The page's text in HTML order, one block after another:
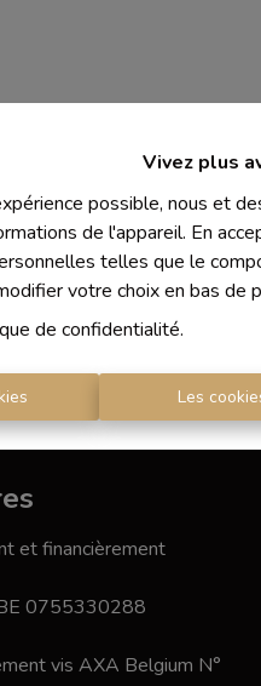
Vivez plus
possible, nous et
de l'appareil. En
telles que le
votre choix en bas de
de confidentialité.
Les
et financièrement
0755330288
vis AXA Belgium N°